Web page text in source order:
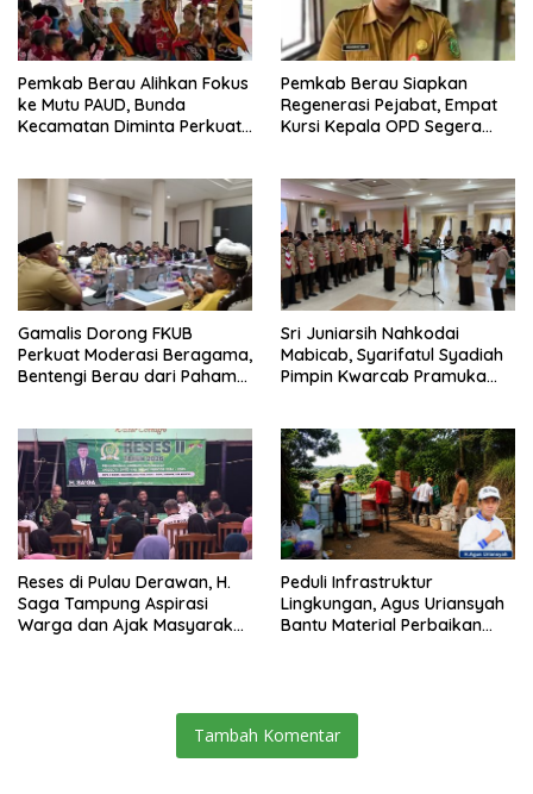
Pemkab Berau Alihkan Fokus
ke Mutu PAUD, Bunda
Kecamatan Diminta Perkuat
Pemkab Berau Siapkan
Regenerasi Pejabat, Empat
Kursi Kepala OPD Segera
Gamalis Dorong FKUB
Perkuat Moderasi Beragama,
Bentengi Berau dari Paham
Sri Juniarsih Nahkodai
Mabicab, Syarifatul Syadiah
Pimpin Kwarcab Pramuka
Reses di Pulau Derawan, H.
Saga Tampung Aspirasi
Warga dan Ajak Masyarakat
Peduli Infrastruktur
Lingkungan, Agus Uriansyah
Bantu Material Perbaikan
Tambah Komentar